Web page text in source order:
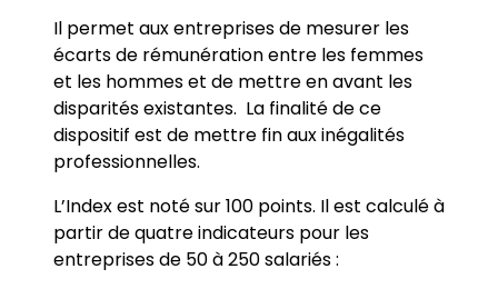
Il permet aux entreprises de mesurer les
écarts de rémunération entre les femmes
et les hommes et de mettre en avant les
disparités existantes. La finalité de ce
dispositif est de mettre fin aux inégalités
professionnelles.
L’Index est noté sur 100 points. Il est calculé à
partir de quatre indicateurs pour les
entreprises de 50 à 250 salariés :